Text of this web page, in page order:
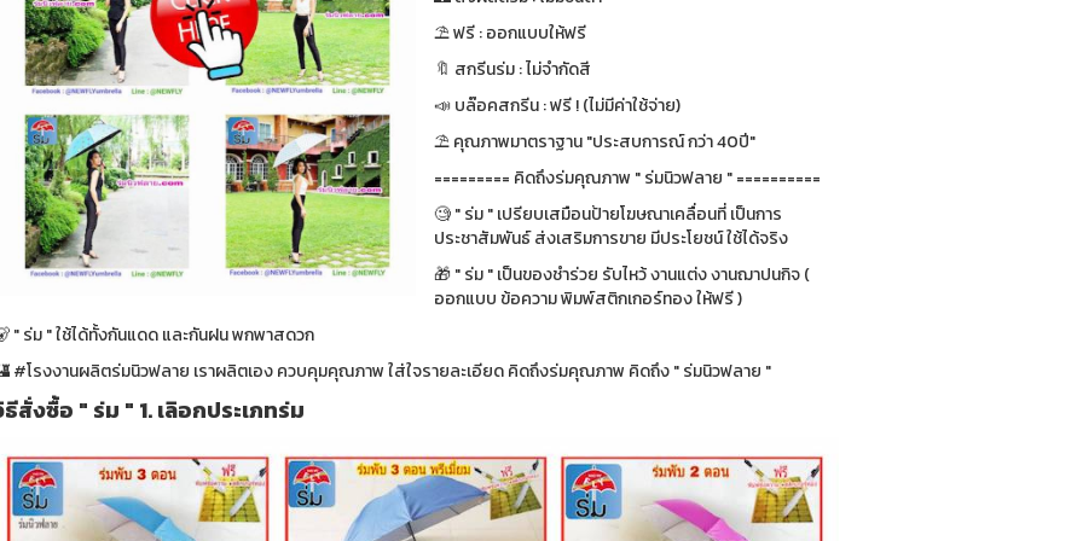
⛱ ฟรี : ออกแบบให้ฟรี
🔖 สกรีนร่ม : ไม่จำกัดสี
📣 บล๊อคสกรีน : ฟรี ! (ไม่มีค่าใช้จ่าย)
⛱ คุณภาพมาตราฐาน "ประสบการณ์ กว่า 40ปี"
========= คิดถึงร่มคุณภาพ " ร่มนิวฟลาย " ==========
🧐 " ร่ม " เปรียบเสมือนป้ายโฆษณาเคลื่อนที่ เป็นการ
ประชาสัมพันธ์ ส่งเสริมการขาย มีประโยชน์ ใช้ได้จริง
🎁 " ร่ม " เป็นของชำร่วย รับไหว้ งานแต่ง งานฌาปนกิจ (
ออกแบบ ข้อความ พิมพ์สติกเกอร์ทอง ให้ฟรี )
" ร่ม " ใช้ได้ทั้งกันแดด และกันฝน พกพาสดวก
#โรงงานผลิตร่มนิวฟลาย เราผลิตเอง ควบคุมคุณภาพ ใส่ใจรายละเอียด คิดถึงร่มคุณภาพ คิดถึง " ร่มนิวฟลาย "
สั่งซื้อ " ร่ม " 1. เลิอกประเภทร่ม